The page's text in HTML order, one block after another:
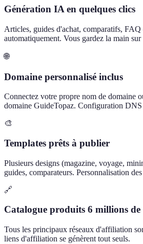
Génération IA en quelques clics
Articles, guides d'achat, comparatifs,
automatiquement. Vous gardez la main
🌐
Domaine personnalisé inclus
Connectez votre propre nom de domaine
domaine GuideTopaz. Configuration DNS
🎨
Templates prêts à publier
Plusieurs designs (magazine, voyage,
guides, comparateurs. Personnalisation
🔗
Catalogue produits 6 millions de
Tous les principaux réseaux d'affiliation
liens d'affiliation se génèrent tout seuls.